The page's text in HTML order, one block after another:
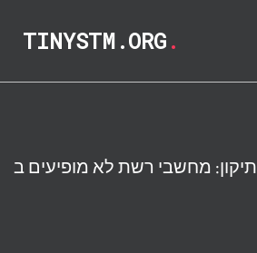
TINYSTM.ORG.